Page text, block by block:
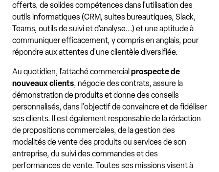
offerts, de solides compétences dans l'utilisation des
outils informatiques (CRM, suites bureautiques, Slack,
Teams, outils de suivi et d'analyse...) et une aptitude à
communiquer efficacement, y compris en anglais, pour
répondre aux attentes d'une clientèle diversifiée.
Au quotidien, l'attaché commercial prospecte de
nouveaux clients, négocie des contrats, assure la
démonstration de produits et donne des conseils
personnalisés, dans l'objectif de convaincre et de fidéliser
ses clients. Il est également responsable de la rédaction
de propositions commerciales, de la gestion des
modalités de vente des produits ou services de son
entreprise, du suivi des commandes et des
performances de vente. Toutes ses missions visent à